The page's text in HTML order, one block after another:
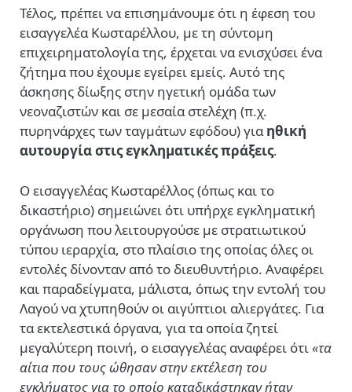
Τέλος, πρέπει να επισημάνουμε ότι η έφεση του
εισαγγελέα Κωσταρέλλου, με τη σύντομη
επιχειρηματολογία της, έρχεται να ενισχύσει ένα
ζήτημα που έχουμε εγείρει εμείς. Αυτό της
άσκησης δίωξης στην ηγετική ομάδα των
νεοναζιστών και σε μεσαία στελέχη (π.χ.
πυρηνάρχες των ταγμάτων εφόδου) γιαηθική
αυτουργία στις εγκληματικές πράξεις.
Ο εισαγγελέας Κωσταρέλλος (όπως και το
δικαστήριο) σημειώνει ότι υπήρχε εγκληματική
οργάνωση που λειτουργούσε με στρατιωτικού
τύπου ιεραρχία, στο πλαίσιο της οποίας όλες οι
εντολές δίνονταν από το διευθυντήριο. Αναφέρει
και παραδείγματα, μάλιστα, όπως την εντολή του
Λαγού να χτυπηθούν οι αιγύπτιοι αλιεργάτες. Για
τα εκτελεστικά όργανα, για τα οποία ζητεί
μεγαλύτερη ποινή, ο εισαγγελέας αναφέρει ότι«τα
αίτια που τους ώθησαν στην εκτέλεση του
εγκλήματος για το οποίο καταδικάστηκαν ήταν